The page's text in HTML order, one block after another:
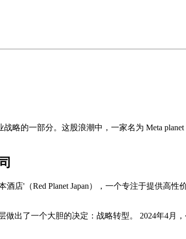
略的一部分。这股浪潮中，一家名为 Meta planet
店'（Red Planet Japan），一个专注于提供高
出了一个大胆的决定：战略转型。 2024年4月